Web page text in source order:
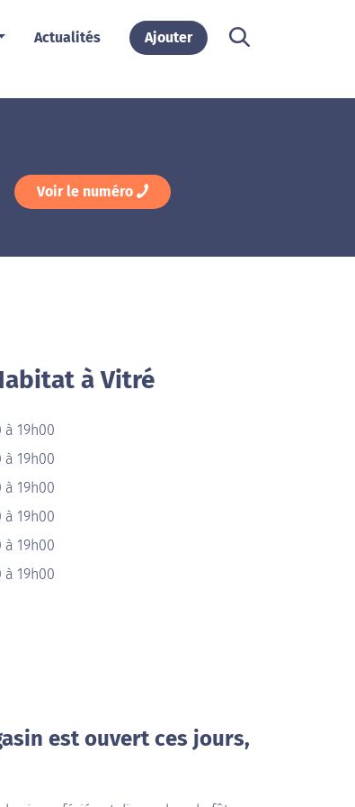
Actualités Ajouter
Voir le numéro
à Vitré
à 19h00
à 19h00
à 19h00
à 19h00
à 19h00
à 19h00
est ouvert ces jours,